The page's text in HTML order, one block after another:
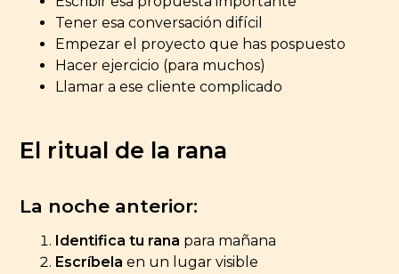
Tener esa conversación difícil
Empezar el proyecto que has pospuesto
Hacer ejercicio (para muchos)
Llamar a ese cliente complicado
El ritual de la rana
La noche anterior:
Identifica tu rana para mañana
Escríbela en un lugar visible